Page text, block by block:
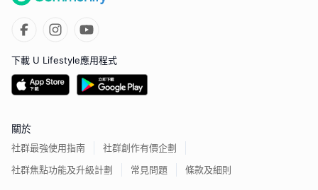
下載 U Lifestyle應用程式
關於
社群最強使用指南
社群創作有價企劃
社群焦點功能及升級計劃
常見問題 條款及細則